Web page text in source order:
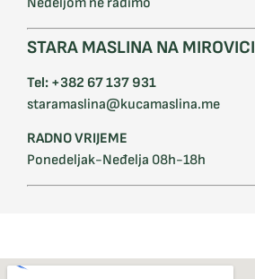
Neđeljom ne radimo
STARA MASLINA NA MIROVICI
Tel: +382 67 137 931
staramaslina@kucamaslina.me
RADNO VRIJEME
Ponedeljak-Neđelja 08h-18h